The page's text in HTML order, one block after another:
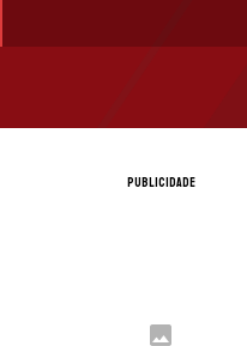
PUBLICIDADE